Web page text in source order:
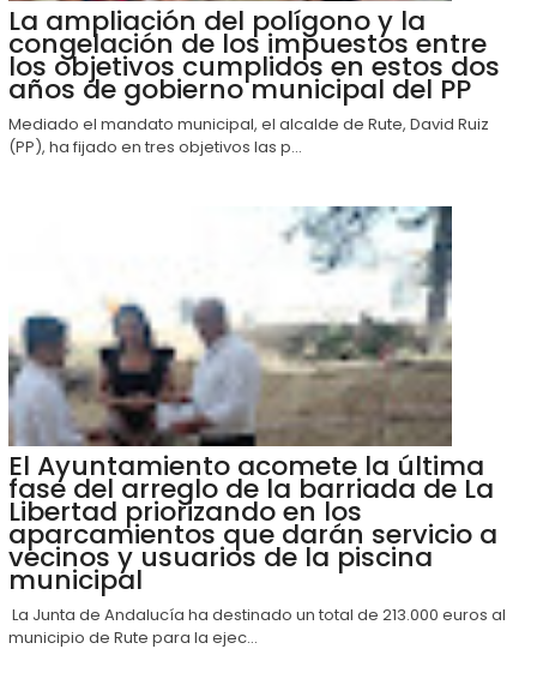
La ampliación del polígono y la
congelación de los impuestos entre
los objetivos cumplidos en estos dos
años de gobierno municipal del PP
Mediado el mandato municipal, el alcalde de Rute, David Ruiz
(PP), ha fijado en tres objetivos las p...
El Ayuntamiento acomete la última
fase del arreglo de la barriada de La
Libertad priorizando en los
aparcamientos que darán servicio a
vecinos y usuarios de la piscina
municipal
La Junta de Andalucía ha destinado un total de 213.000 euros al
municipio de Rute para la ejec...